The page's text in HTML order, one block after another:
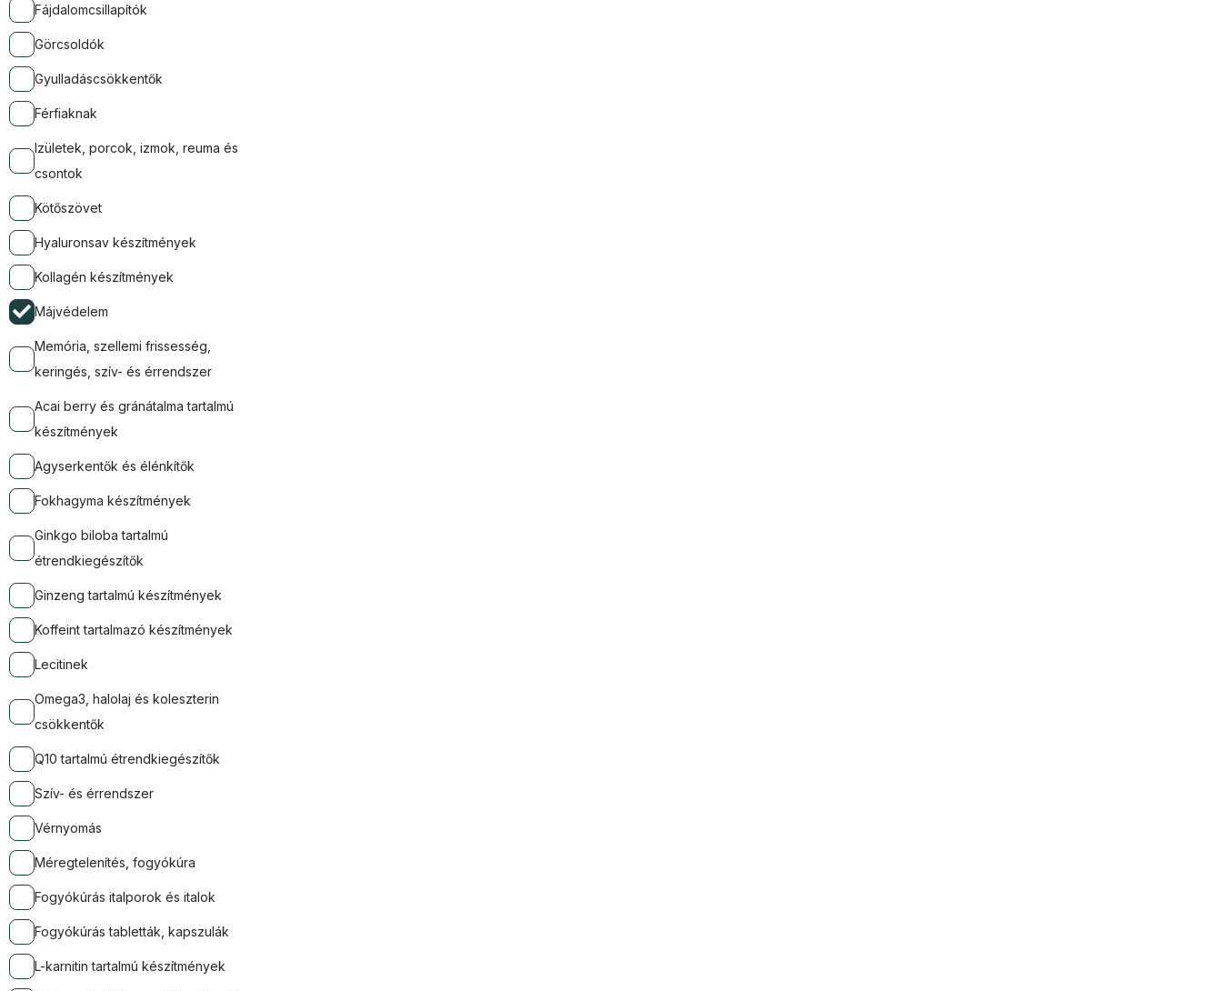
Fájdalomcsillapítók
Görcsoldók
Gyulladáscsökkentők
Férfiaknak
Izületek, porcok, izmok, reuma és
csontok
Kötőszövet
Hyaluronsav készítmények
Kollagén készítmények
Májvédelem
Memória, szellemi frissesség,
keringés, szív- és érrendszer
Acai berry és gránátalma tartalmú
készítmények
Agyserkentők és élénkítők
Fokhagyma készítmények
Ginkgo biloba tartalmú
étrendkiegészítők
Ginzeng tartalmú készítmények
Koffeint tartalmazó készítmények
Lecitinek
Omega3, halolaj és koleszterin
csökkentők
Q10 tartalmú étrendkiegészítők
Szív- és érrendszer
Vérnyomás
Méregtelenítés, fogyókúra
Fogyókúrás italporok és italok
Fogyókúrás tabletták, kapszulák
L-karnitin tartalmú készítmények